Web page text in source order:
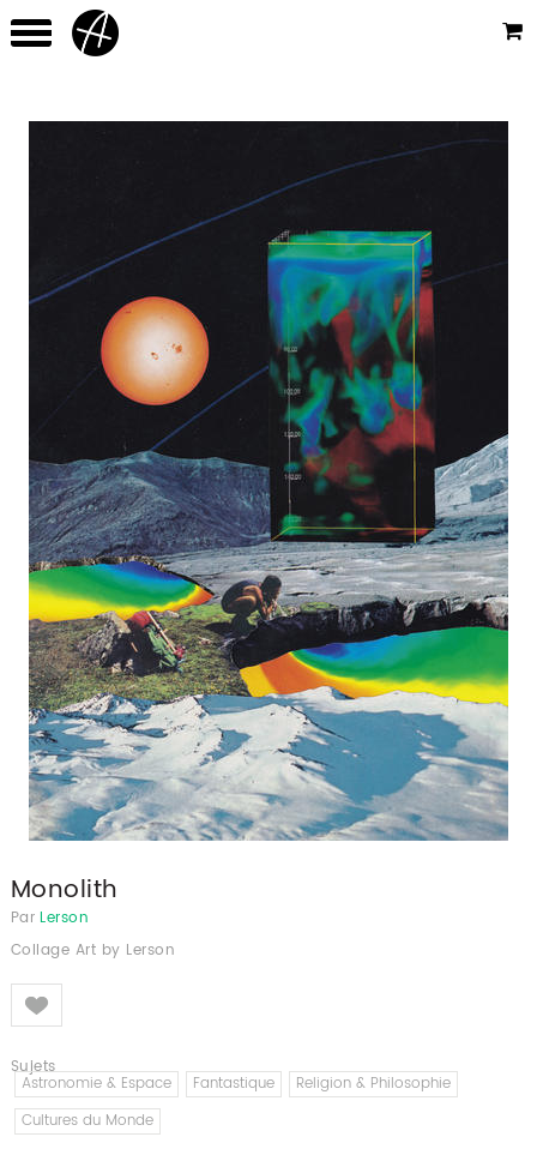
Monolith
Par Lerson
Collage Art by Lerson
Like
Sujets
Astronomie & Espace Fantastique
Religion & Philosophie
Cultures du Monde